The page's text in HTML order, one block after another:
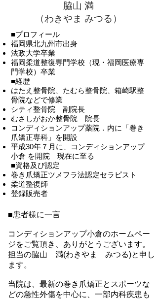
脇山 満
（わきやま みつる）
■プロフィール
福岡県北九州市出身
法政大学卒業
福岡柔道整復専門学校（現・福岡医療専
門学校）卒業
■経歴
はたえ整骨院、たむら整骨院、箱崎駅整
骨院などで修業
シティ整骨院 副院長
むさしがおか整骨院 院長
コンディションアップ薬院．内に「巻き
爪矯正専科」を開設
平成30年７月に、コンディションアップ
小倉 を開院 現在に至る
■資格及び認定
巻き爪矯正ツメフラ法認定セラピスト
柔道整復師
登録販売者
■患者様に一言
コンディションアップ小倉のホームペー
ジをご覧頂き、ありがとうございます。
担当の脇山 満(わきやま みつる)と申し
ます。
当院は、最新の巻き爪矯正とスポーツな
どの急性外傷を中心に、一部内科疾患も